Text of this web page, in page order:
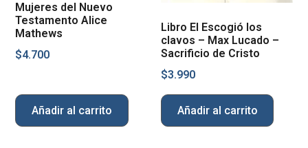
Mujeres del Nuevo
Testamento Alice
Mathews
$4.700
Añadir al carrito
Libro El Escogió los
clavos – Max Lucado –
Sacrificio de Cristo
$3.990
Añadir al carrito